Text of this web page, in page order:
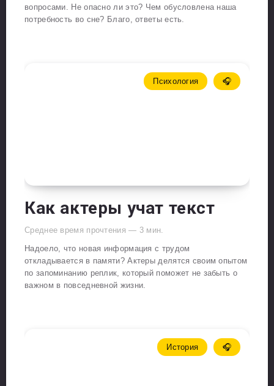
вопросами. Не опасно ли это? Чем обусловлена наша
потребность во сне? Благо, ответы есть.
Психология 🎧
Как актеры учат текст
Среднее время прочтения — 3 мин.
Надоело, что новая информация с трудом
откладывается в памяти? Актеры делятся своим опытом
по запоминанию реплик, который поможет не забыть о
важном в повседневной жизни.
История 🎧